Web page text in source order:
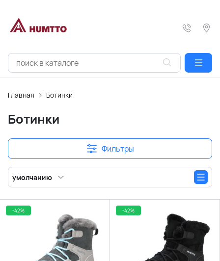
Главная Ботинки
Ботинки
Фильтры
умолчанию
-42% -42%